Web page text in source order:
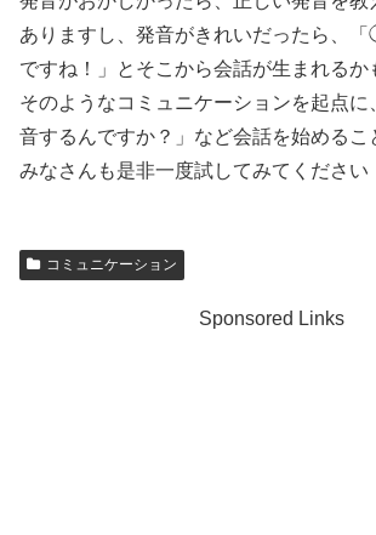
ありますし、発音がきれいだったら、
ですね！」とそこから会話が生まれるか
そのようなコミュニケーションを起点に
音するんですか？」など会話を始めるこ
みなさんも是非一度試してみてください
コミュニケーション
Sponsored Links